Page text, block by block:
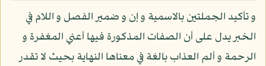
و تأكيد الجملتين بالاسمية و إن و ضمير الفصل و اللام في
الخبر يدل على أن الصفات المذكورة فيها أعني المغفرة و
الرحمة و ألم العذاب بالغة في معناها النهاية بحيث لا تقدر